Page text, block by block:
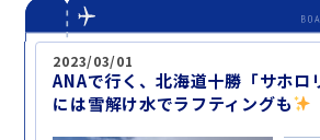
2023/03/01
ANAで行く、北海道十勝「サホロ
には雪解け水でラフティングも